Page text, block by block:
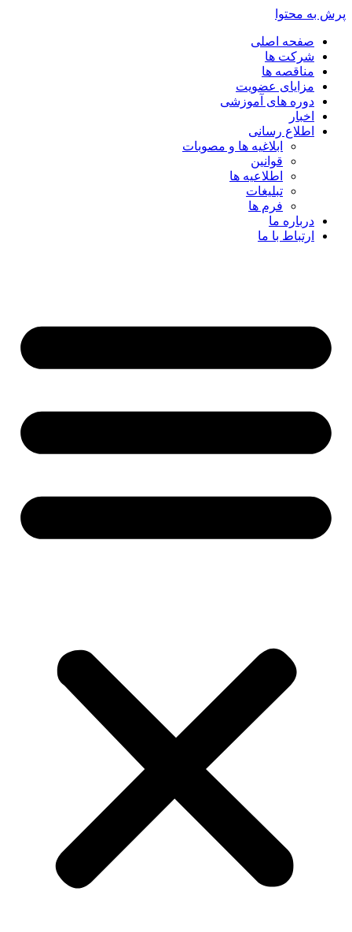
پرش به محتوا
صفحه اصلی
شرکت ها
مناقصه ها
مزایای عضویت
دوره های آموزشی
اخبار
اطلاع رسانی
ابلاغیه ها و مصوبات
قوانین
اطلاعیه ها
تبلیغات
فرم ها
درباره ما
ارتباط با ما